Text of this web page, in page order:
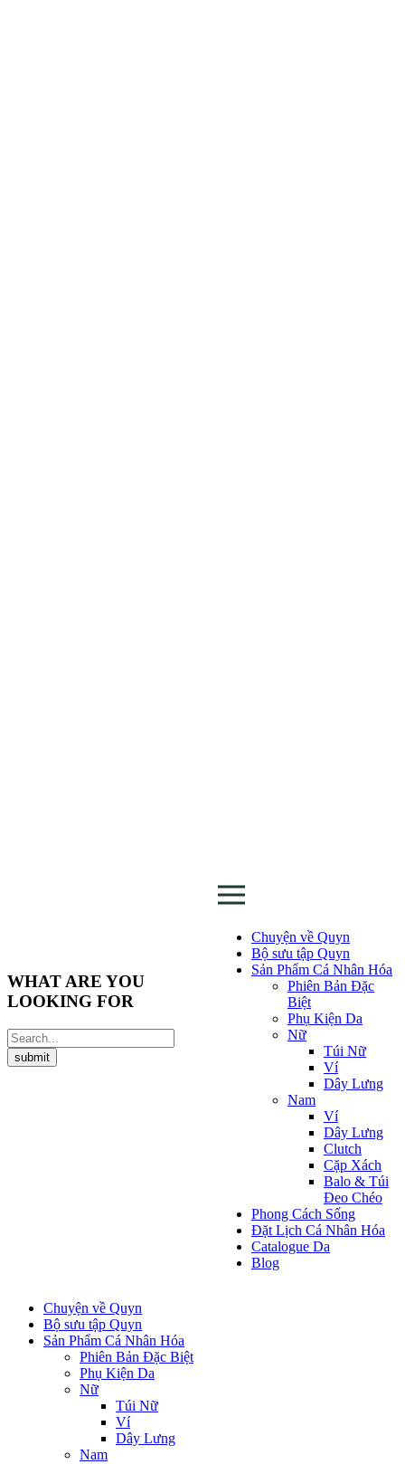
WHAT ARE YOU
LOOKING FOR
submit
Chuyện về Quyn
Bộ sưu tập Quyn
Sản Phẩm Cá Nhân Hóa
Phiên Bản Đặc
Biệt
Phụ Kiện Da
Nữ
Túi Nữ
Ví
Dây Lưng
Nam
Ví
Dây Lưng
Clutch
Cặp Xách
Balo & Túi
Đeo Chéo
Phong Cách Sống
Đặt Lịch Cá Nhân Hóa
Catalogue Da
Blog
Chuyện về Quyn
Bộ sưu tập Quyn
Sản Phẩm Cá Nhân Hóa
Phiên Bản Đặc Biệt
Phụ Kiện Da
Nữ
Túi Nữ
Ví
Dây Lưng
Nam